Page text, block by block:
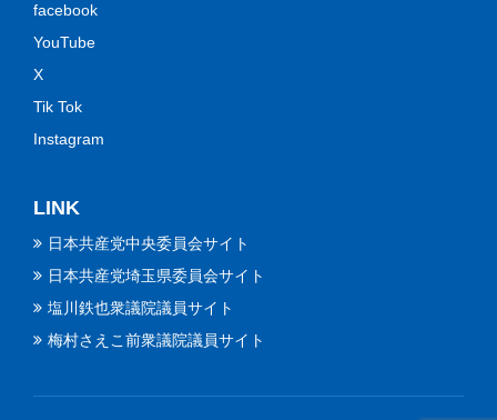
facebook
YouTube
X
Tik Tok
Instagram
LINK
日本共産党中央委員会サイト
日本共産党埼玉県委員会サイト
塩川鉄也衆議院議員サイト
梅村さえこ前衆議院議員サイト